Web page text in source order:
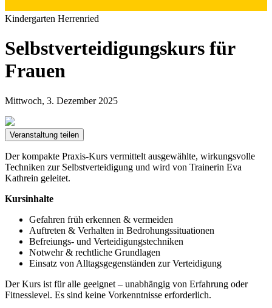
Kindergarten Herrenried
Selbstverteidigungskurs für
Frauen
Mittwoch, 3. Dezember 2025
Veranstaltung teilen
Der kompakte Praxis-Kurs vermittelt ausgewählte, wirkungsvolle
Techniken zur Selbstverteidigung und wird von Trainerin Eva
Kathrein geleitet.
Kursinhalte
Gefahren früh erkennen & vermeiden
Auftreten & Verhalten in Bedrohungssituationen
Befreiungs- und Verteidigungstechniken
Notwehr & rechtliche Grundlagen
Einsatz von Alltagsgegenständen zur Verteidigung
Der Kurs ist für alle geeignet – unabhängig von Erfahrung oder
Fitnesslevel. Es sind keine Vorkenntnisse erforderlich.